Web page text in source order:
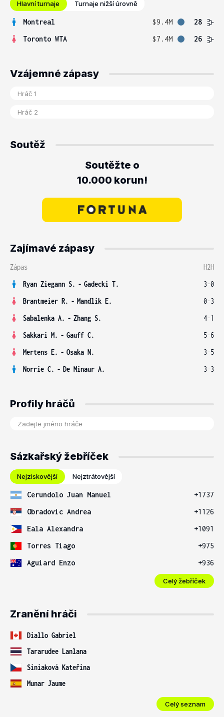
Hlavní turnaje Turnaje nižší úrovně
Montreal $9.4M
28
Toronto WTA
$7.4M 26
Vzájemné zápasy
Soutěž
Soutěžte o
10.000 korun!
Zajímavé zápasy
Zápas
H2H
Ryan Ziegann S. - Gadecki T.
3-0
Brantmeier R. - Mandlik E.
0-3
Sabalenka A. - Zhang S.
4-1
Sakkari M. - Gauff C.
5-6
Mertens E. - Osaka N.
3-5
Norrie C. - De Minaur A. 3-3
Profily hráčů
Sázkařský žebříček
Nejziskovější Nejztrátovější
Cerundolo Juan Manuel
+1737
Obradovic Andrea
+1126
Eala Alexandra
+1091
Torres Tiago
+975
Aguiard Enzo
+936
Celý žebříček
Zranění hráči
Diallo Gabriel
Tararudee Lanlana
Siniaková Kateřina
Munar Jaume
Celý seznam